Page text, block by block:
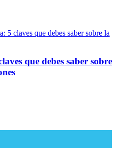
que debes saber sobre